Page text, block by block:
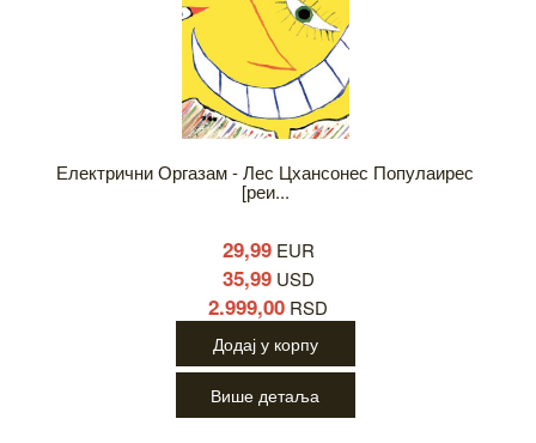
Електрични Оргазам - Лес Цхансонес Популаирес
[реи...
29,99EUR
35,99USD
2.999,00 RSD
Додај у корпу
Више детаља